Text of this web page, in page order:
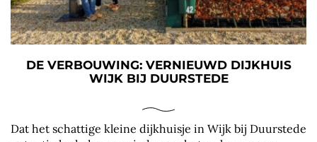
DE VERBOUWING: VERNIEUWD DIJKHUIS
WIJK BIJ DUURSTEDE
Dat het schattige kleine dijkhuisje in Wijk bij Duurstede